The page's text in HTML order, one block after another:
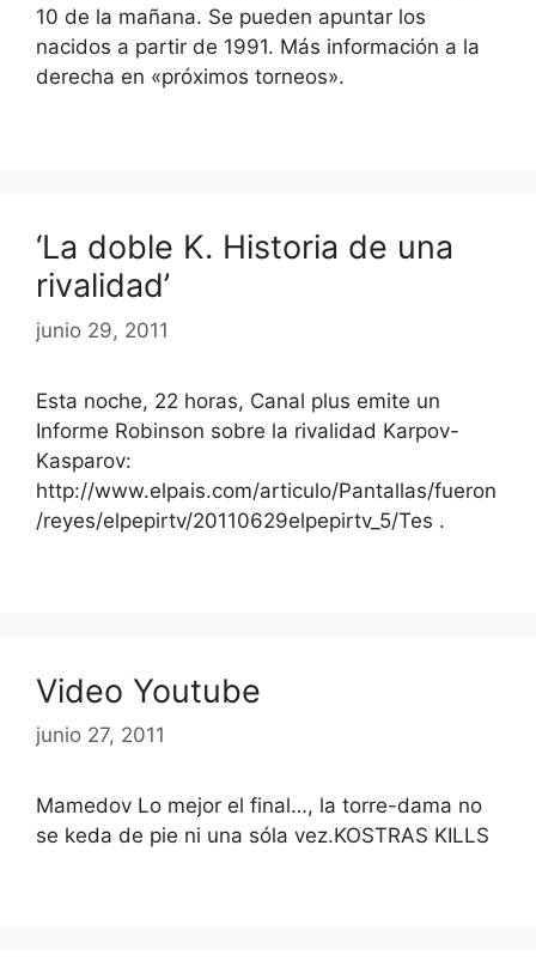
10 de la mañana. Se pueden apuntar los
nacidos a partir de 1991. Más información a la
derecha en «próximos torneos».
‘La doble K. Historia de una
rivalidad’
junio 29, 2011
Esta noche, 22 horas, Canal plus emite un
Informe Robinson sobre la rivalidad Karpov-
Kasparov:
http://www.elpais.com/articulo/Pantallas/fueron
/reyes/elpepirtv/20110629elpepirtv_5/Tes .
Video Youtube
junio 27, 2011
Mamedov Lo mejor el final…, la torre-dama no
se keda de pie ni una sóla vez.KOSTRAS KILLS